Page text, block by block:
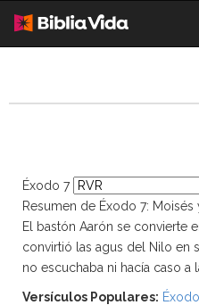
Éxodo 7
Resumen de Éxodo 7:
El bastón Aarón se convierte
convirtió las agus del Nilo en
no escuchaba ni hacía caso a
Versículos Populares: